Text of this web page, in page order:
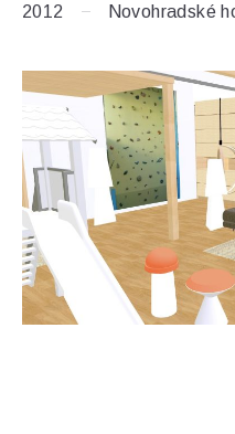
2012 Novohradské